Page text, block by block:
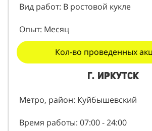
Вид работ: В ростовой кукле
Опыт: Месяц
Кол-во проведенных
г. Иркутск
Метро, район: Куйбышевский
Время работы: 07:00 - 24:00